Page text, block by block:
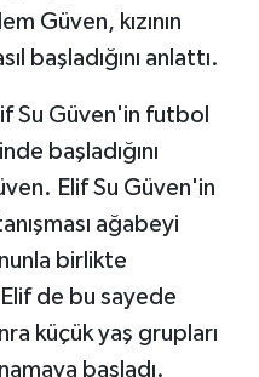
Güven, kızının
başladığını anlattı.
Su Güven'in futbol
başladığını
Elif Su Güven'in
ağabeyi
birlikte
de bu sayede
küçük yaş grupları
başladı.